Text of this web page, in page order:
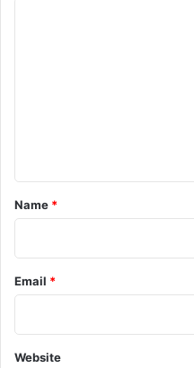
*
Name *
Email *
Website